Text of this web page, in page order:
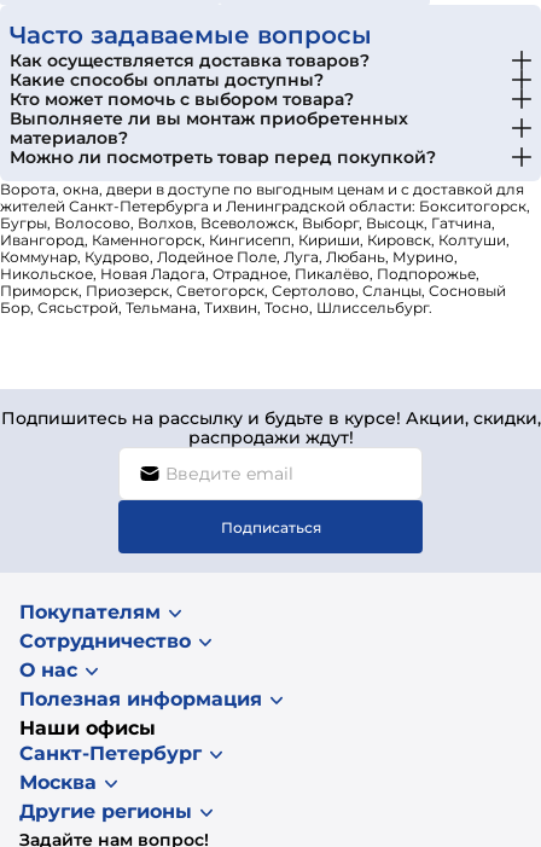
Часто задаваемые вопросы
Как осуществляется доставка товаров?
Какие способы оплаты доступны?
Кто может помочь с выбором товара?
Выполняете ли вы монтаж приобретенных
материалов?
Можно ли посмотреть товар перед покупкой?
Ворота, окна, двери в доступе по выгодным ценам и с доставкой для
жителей Санкт-Петербурга и Ленинградской области: Бокситогорск,
Бугры, Волосово, Волхов, Всеволожск, Выборг, Высоцк, Гатчина,
Ивангород, Каменногорск, Кингисепп, Кириши, Кировск, Колтуши,
Коммунар, Кудрово, Лодейное Поле, Луга, Любань, Мурино,
Никольское, Новая Ладога, Отрадное, Пикалёво, Подпорожье,
Приморск, Приозерск, Светогорск, Сертолово, Сланцы, Сосновый
Бор, Сясьстрой, Тельмана, Тихвин, Тосно, Шлиссельбург.
Подпишитесь на рассылку и будьте в курсе! Акции, скидки,
распродажи ждут!
Подписаться
Покупателям
Сотрудничество
О нас
Полезная информация
Наши офисы
Санкт-Петербург
Москва
Другие регионы
Задайте нам вопрос!